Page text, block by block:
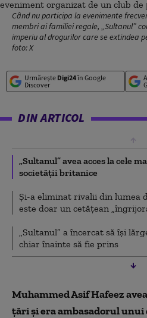
Când nu participa la evenimente
membri ai familiei regale, „Sultanul”
imperiu al drogurilor care se extindea
foto: X
Urmărește Digi24în Google
Discover
DIN ARTICOL
„Sultanul” avea acces la cele
societății britanice
Și-a eliminat rivalii din lumea
este doar un cetățean
„Sultanul” a încercat să își
chiar înainte să fie prins
Muhammed Asif Hafeez
țări și era ambasadorul unui